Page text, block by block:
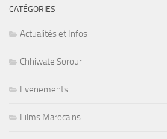
CATÉGORIES
Actualités et Infos
Chhiwate Sorour
Evenements
Films Marocains